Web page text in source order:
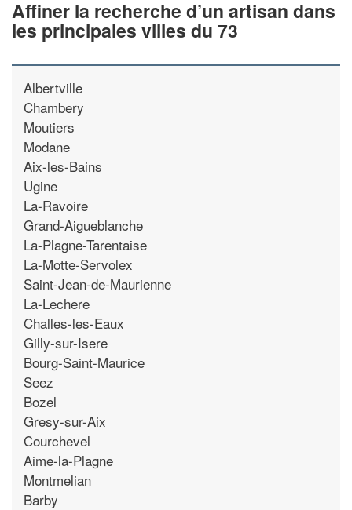
Affiner la recherche d’un artisan dans
les principales villes du 73
Albertville
Chambery
Moutiers
Modane
Aix-les-Bains
Ugine
La-Ravoire
Grand-Aigueblanche
La-Plagne-Tarentaise
La-Motte-Servolex
Saint-Jean-de-Maurienne
La-Lechere
Challes-les-Eaux
Gilly-sur-Isere
Bourg-Saint-Maurice
Seez
Bozel
Gresy-sur-Aix
Courchevel
Aime-la-Plagne
Montmelian
Barby